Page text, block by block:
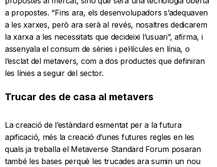
a propostes. “Fins ara, els desenvolupadors s’adequaven
a les xarxes, però ara serà al revés, nosaltres dedicarem
la xarxa a les necessitats que decideixi l’usuari”, afirma, i
assenyala el consum de sèries i pel·lícules en línia, o
l’esclat del metavers, com a dos productes que definiran
les línies a seguir del sector.
Trucar des de casa al metavers
La creació de l’estàndard esmentat per a la futura
apificació, més la creació d’unes futures regles en les
quals ja treballa el Metaverse Standard Forum posaran
també les bases perquè les trucades ara sumin un nou